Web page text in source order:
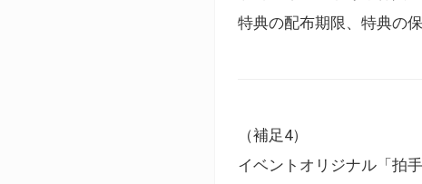
特典の配布期限、特典の
（補足4）
イベントオリジナル「拍